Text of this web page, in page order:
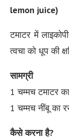
lemon juice)
टमाटर में
त्वचा को धूप की
सामग्री
1 चम्मच टमाटर
1 चम्मच नींबू का
कैसे करना है?